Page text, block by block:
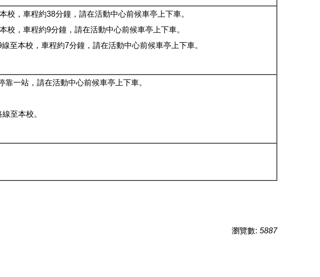
，車程約38分鐘，請在活動中心前候車亭上下車。
，車程約9分鐘，請在活動中心前候車亭上下車。
至本校，車程約7分鐘，請在活動中心前候車亭上下車。
一站，請在活動中心前候車亭上下車。
至本校。
瀏覽數: 5887